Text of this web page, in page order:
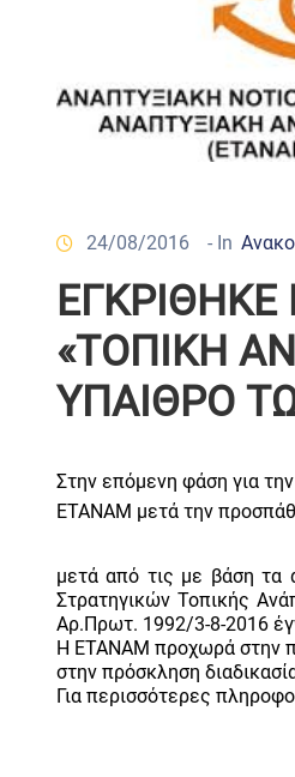
24/08/2016 - In
«ΤΟΠΙΚΗ
ΥΠΑΙΘΡΟ
Στην επόμενη φάση για
ΕΤΑΝΑΜ μετά την
μετά από τις με βάση τα
Στρατηγικών Τοπικής
Αρ.Πρωτ. 1992/3-8-2016
Η ΕΤΑΝΑΜ προχωρά στην
στην πρόσκληση
Για περισσότερες